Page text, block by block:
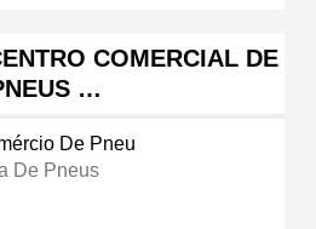
COMERCIAL DE
…
De Pneu
De Pneus